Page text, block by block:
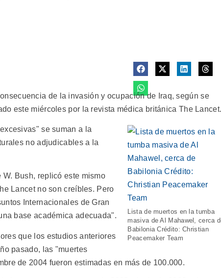
de la invasión y ocupación de Iraq, según se
este miércoles por la revista médica británica The
Lista de muertos en la tumba
masiva de Al Mahawel, cerca
Babilonia Crédito: Christian
Peacemaker Team
se suman a la
no adjudicables a la
Bush, replicó este mismo
Lancet no son creíbles. Pero
Internacionales de Gran
base académica adecuada".
que los estudios anteriores
pasado, las "muertes
de 2004 fueron estimadas en más de 100.000.